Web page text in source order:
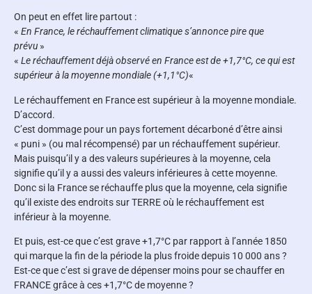
On peut en effet lire partout :
« En France, le réchauffement climatique s’annonce pire que
prévu »
« Le réchauffement déjà observé en France est de +1,7°C, ce qui est
supérieur à la moyenne mondiale (+1,1°C)«
Le réchauffement en France est supérieur à la moyenne mondiale.
D’accord.
C’est dommage pour un pays fortement décarboné d’être ainsi
« puni » (ou mal récompensé) par un réchauffement supérieur.
Mais puisqu’il y a des valeurs supérieures à la moyenne, cela
signifie qu’il y a aussi des valeurs inférieures à cette moyenne.
Donc si la France se réchauffe plus que la moyenne, cela signifie
qu’il existe des endroits sur TERRE où le réchauffement est
inférieur à la moyenne.
Et puis, est-ce que c’est grave +1,7°C par rapport à l’année 1850
qui marque la fin de la période la plus froide depuis 10 000 ans ?
Est-ce que c’est si grave de dépenser moins pour se chauffer en
FRANCE grâce à ces +1,7°C de moyenne ?